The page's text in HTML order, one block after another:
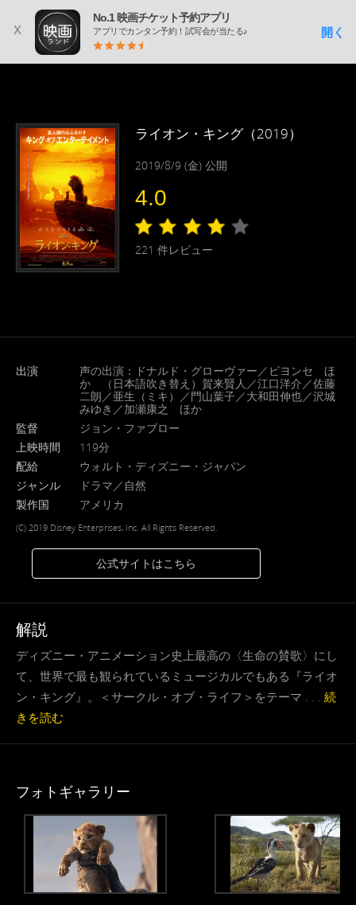
x
No.1 映画チケット予約アプリ
アプリでカンタン予約！試写会が当たる♪ 開く
ライオン・キング（2019）
2019/8/9 (金) 公開
4.0
221 件レビュー
出演
声の出演：ドナルド・グローヴァー／ビヨンセ ほ
か （日本語吹き替え）賀来賢人／江口洋介／佐藤
二朗／亜生（ミキ）／門山葉子／大和田伸也／沢城
みゆき／加瀬康之 ほか
監督
ジョン・ファブロー
上映時間
119分
配給
ウォルト・ディズニー・ジャパン
ジャンル
ドラマ／自然
製作国
アメリカ
(C) 2019 Disney Enterprises, Inc. All Rights Reserved.
公式サイトはこちら
解説
ディズニー・アニメーション史上最高の〈生命の賛歌〉にし
て、世界で最も観られているミュージカルでもある『ライオ
ン・キング』。＜サークル・オブ・ライフ＞をテーマ . . . 続
きを読む
フォトギャラリー